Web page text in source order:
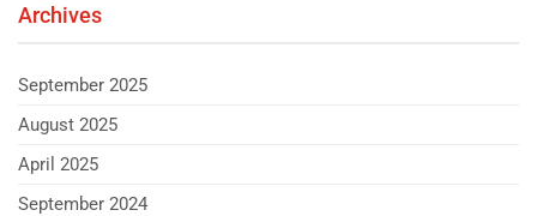
Archives
September 2025
August 2025
April 2025
September 2024